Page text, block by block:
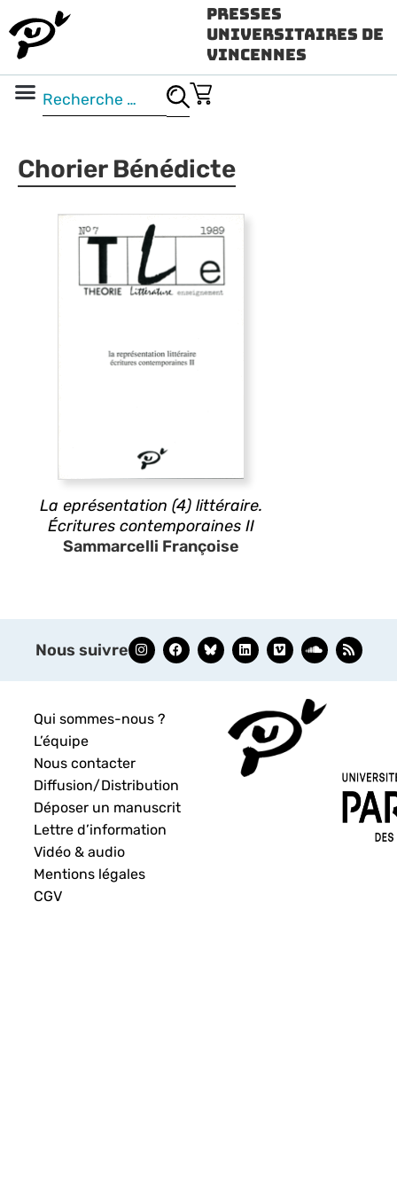
Presses
Universitaires de
Vincennes
Chorier Bénédicte
La eprésentation (4) littéraire.
Écritures contemporaines II
Sammarcelli Françoise
Nous suivre
Qui sommes-nous ?
L’équipe
Nous contacter
Diffusion/Distribution
Déposer un manuscrit
Lettre d’information
Vidéo & audio
Mentions légales
CGV